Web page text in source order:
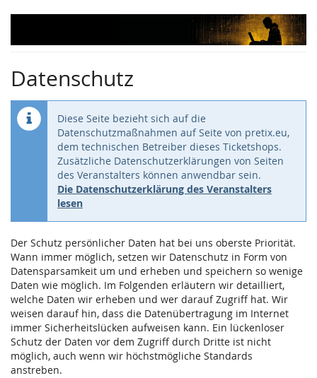
Zum
Datenschutz
Diese Seite bezieht sich auf die
Datenschutzmaßnahmen auf Seite von pretix.eu,
dem technischen Betreiber dieses Ticketshops.
Zusätzliche Datenschutzerklärungen von Seiten
des Veranstalters können anwendbar sein.
Die Datenschutzerklärung des Veranstalters
lesen
Der Schutz persönlicher Daten hat bei uns oberste Priorität.
Wann immer möglich, setzen wir Datenschutz in Form von
Datensparsamkeit um und erheben und speichern so wenige
Daten wie möglich. Im Folgenden erläutern wir detailliert,
welche Daten wir erheben und wer darauf Zugriff hat. Wir
weisen darauf hin, dass die Datenübertragung im Internet
immer Sicherheitslücken aufweisen kann. Ein lückenloser
Schutz der Daten vor dem Zugriff durch Dritte ist nicht
möglich, auch wenn wir höchstmögliche Standards
anstreben.